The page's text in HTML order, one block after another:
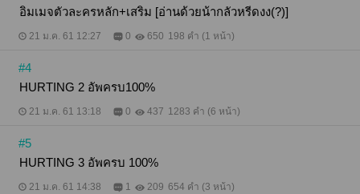
อิมเมจตัวละครหลัก+เสริม [อ่านด้วยน้ากลัวหรีดงง(?)]
21 ม.ค. 61 12:27 0 650 198 คำ (1 หน้า)
#4
HURTING 2 อัพครบ100%
21 ม.ค. 61 13:18 0 437 1283 คำ (6 หน้า)
#5
HURTING 3 อัพครบ 100%
21 ม.ค. 61 14:38 1 209 654 คำ (3 หน้า)